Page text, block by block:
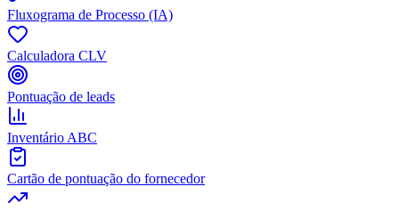
Fluxograma de Processo (IA)
Calculadora CLV
Pontuação de leads
Inventário ABC
Cartão de pontuação do fornecedor